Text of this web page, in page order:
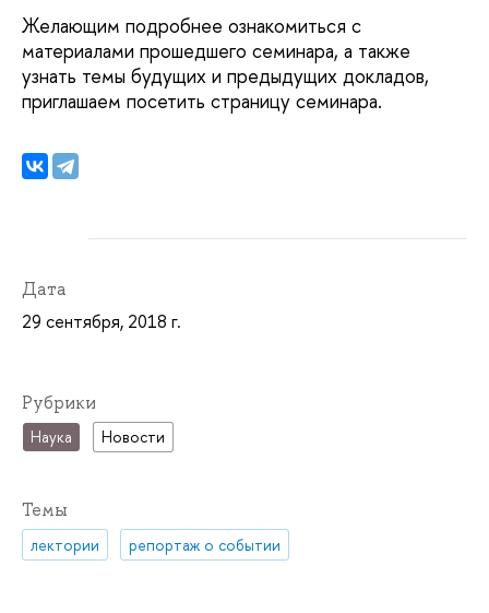
Желающим подробнее ознакомиться с
материалами прошедшего семинара, а также
узнать темы будущих и предыдущих докладов,
приглашаем посетить страницу семинара.
Дата
29 сентября, 2018 г.
Рубрики
Наука Новости
Темы
лектории репортаж о событии